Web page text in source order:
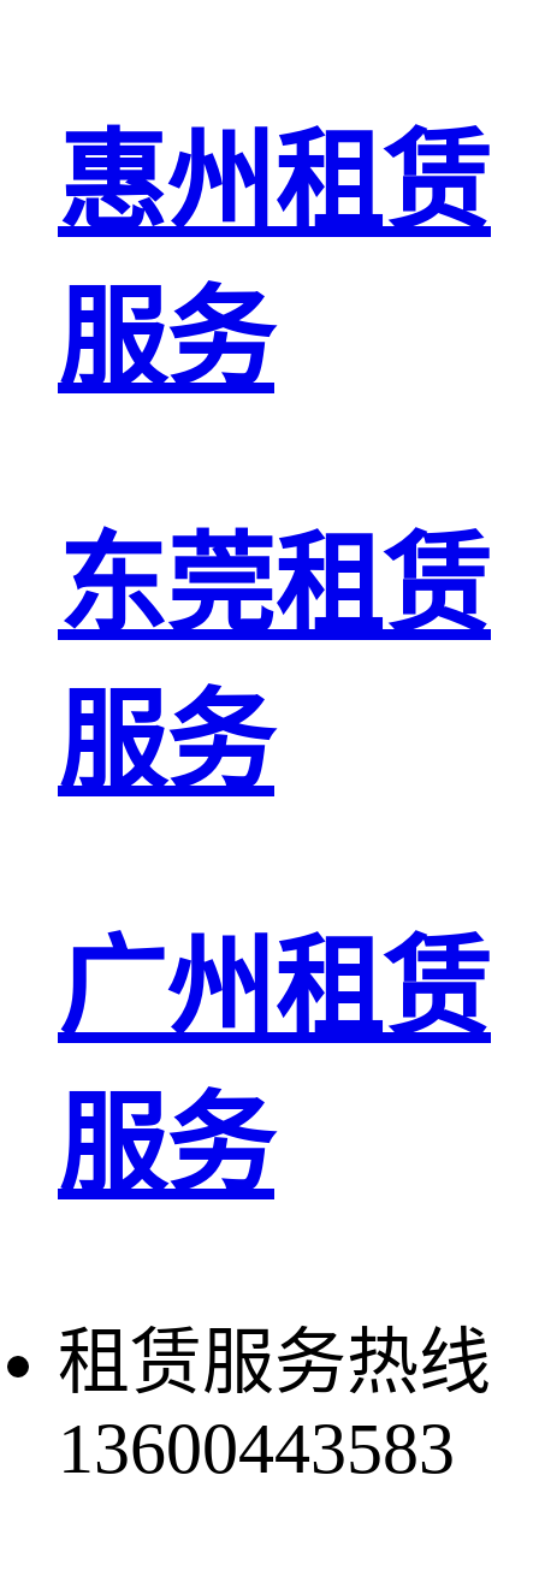
惠州租赁
服务
东莞租赁
服务
广州租赁
服务
租赁服务热线
13600443583